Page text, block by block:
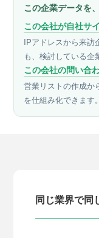
この企業データを
この会社が自社サ
IPアドレスから来訪
も、検討している企
この会社の問い合
営業リストの作成か
を仕組み化できます。
同じ業界で同